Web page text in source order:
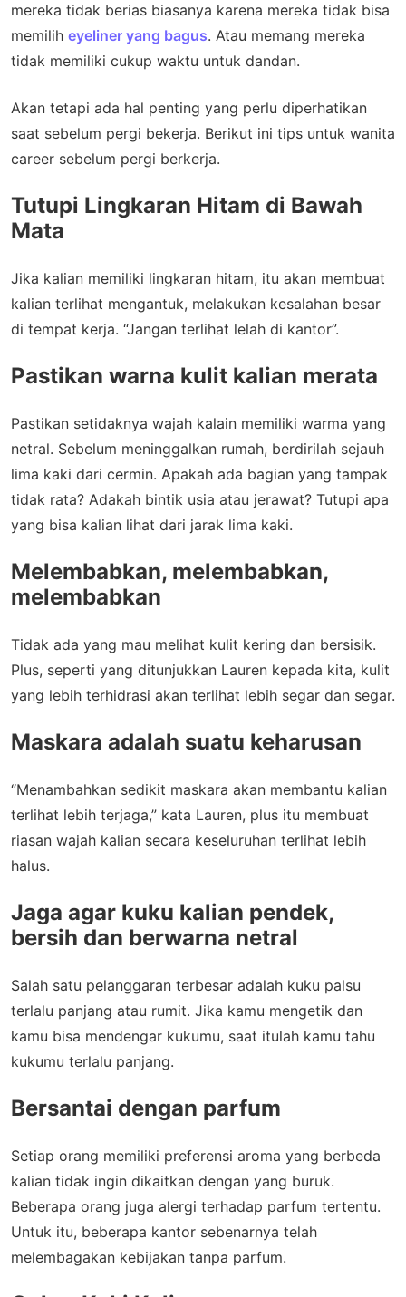
mereka tidak berias biasanya karena mereka tidak bisa
memilih eyeliner yang bagus. Atau memang mereka
tidak memiliki cukup waktu untuk dandan.
Akan tetapi ada hal penting yang perlu diperhatikan
saat sebelum pergi bekerja. Berikut ini tips untuk wanita
career sebelum pergi berkerja.
Tutupi Lingkaran Hitam di Bawah
Mata
Jika kalian memiliki lingkaran hitam, itu akan membuat
kalian terlihat mengantuk, melakukan kesalahan besar
di tempat kerja. “Jangan terlihat lelah di kantor”.
Pastikan warna kulit kalian merata
Pastikan setidaknya wajah kalain memiliki warma yang
netral. Sebelum meninggalkan rumah, berdirilah sejauh
lima kaki dari cermin. Apakah ada bagian yang tampak
tidak rata? Adakah bintik usia atau jerawat? Tutupi apa
yang bisa kalian lihat dari jarak lima kaki.
Melembabkan, melembabkan,
melembabkan
Tidak ada yang mau melihat kulit kering dan bersisik.
Plus, seperti yang ditunjukkan Lauren kepada kita, kulit
yang lebih terhidrasi akan terlihat lebih segar dan segar.
Maskara adalah suatu keharusan
“Menambahkan sedikit maskara akan membantu kalian
terlihat lebih terjaga,” kata Lauren, plus itu membuat
riasan wajah kalian secara keseluruhan terlihat lebih
halus.
Jaga agar kuku kalian pendek,
bersih dan berwarna netral
Salah satu pelanggaran terbesar adalah kuku palsu
terlalu panjang atau rumit. Jika kamu mengetik dan
kamu bisa mendengar kukumu, saat itulah kamu tahu
kukumu terlalu panjang.
Bersantai dengan parfum
Setiap orang memiliki preferensi aroma yang berbeda
kalian tidak ingin dikaitkan dengan yang buruk.
Beberapa orang juga alergi terhadap parfum tertentu.
Untuk itu, beberapa kantor sebenarnya telah
melembagakan kebijakan tanpa parfum.